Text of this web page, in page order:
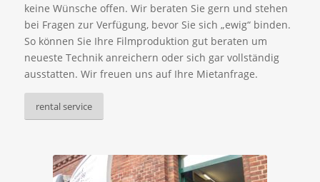
keine Wünsche offen. Wir beraten Sie gern und stehen
bei Fragen zur Verfügung, bevor Sie sich „ewig“ binden.
So können Sie Ihre Filmproduktion gut beraten um
neueste Technik anreichern oder sich gar vollständig
ausstatten. Wir freuen uns auf Ihre Mietanfrage.
rental service